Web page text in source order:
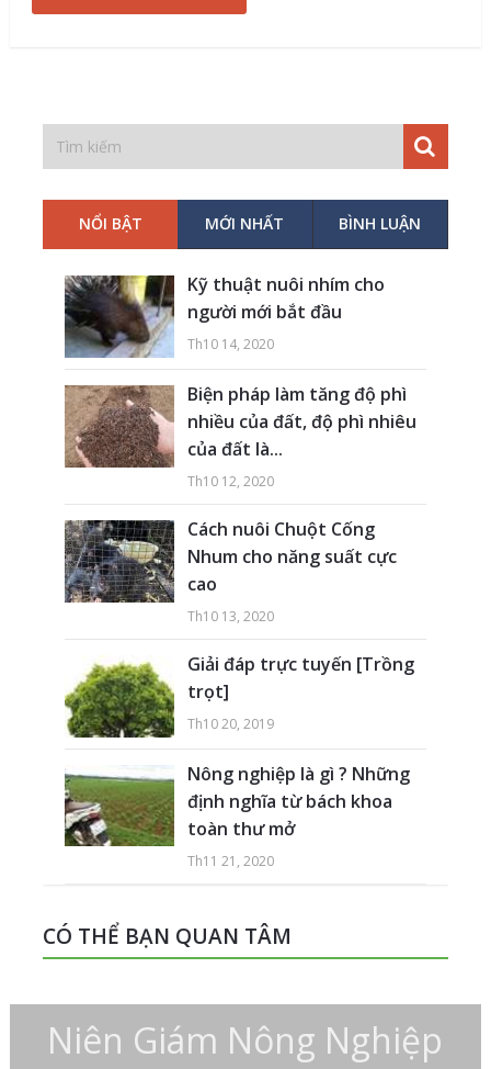
NỔI BẬT MỚI NHẤT BÌNH LUẬN
Kỹ thuật nuôi nhím cho
người mới bắt đầu
Th10 14, 2020
Biện pháp làm tăng độ phì
nhiều của đất, độ phì nhiêu
của đất là...
Th10 12, 2020
Cách nuôi Chuột Cống
Nhum cho năng suất cực
cao
Th10 13, 2020
Giải đáp trực tuyến [Trồng
trọt]
Th10 20, 2019
Nông nghiệp là gì ? Những
định nghĩa từ bách khoa
toàn thư mở
Th11 21, 2020
CÓ THỂ BẠN QUAN TÂM
Niên Giám Nông Nghiệp